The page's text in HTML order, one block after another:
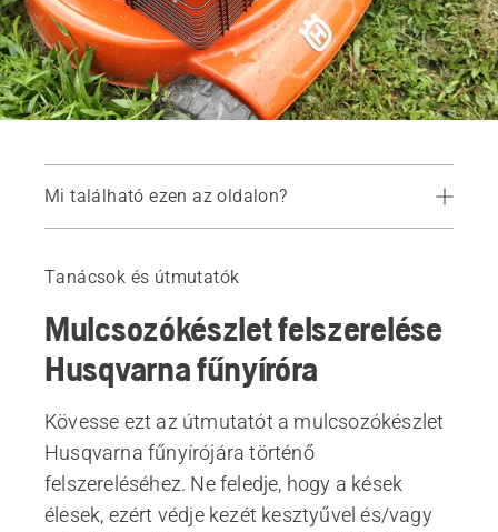
Mi található ezen az oldalon?
Tanácsok és útmutatók
Mulcsozókészlet felszerelése
Husqvarna fűnyíróra
Kövesse ezt az útmutatót a mulcsozókészlet
Husqvarna fűnyírójára történő
felszereléséhez. Ne feledje, hogy a kések
élesek, ezért védje kezét kesztyűvel és/vagy